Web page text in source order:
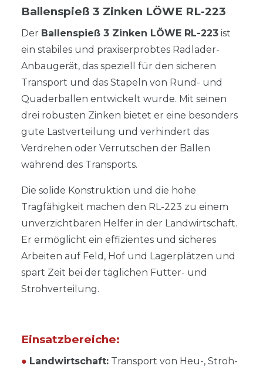
Ballenspieß 3 Zinken LÖWE RL-223
Der Ballenspieß 3 Zinken LÖWE RL-223 ist
ein stabiles und praxiserprobtes Radlader-
Anbaugerät, das speziell für den sicheren
Transport und das Stapeln von Rund- und
Quaderballen entwickelt wurde. Mit seinen
drei robusten Zinken bietet er eine besonders
gute Lastverteilung und verhindert das
Verdrehen oder Verrutschen der Ballen
während des Transports.
Die solide Konstruktion und die hohe
Tragfähigkeit machen den RL-223 zu einem
unverzichtbaren Helfer in der Landwirtschaft.
Er ermöglicht ein effizientes und sicheres
Arbeiten auf Feld, Hof und Lagerplätzen und
spart Zeit bei der täglichen Futter- und
Strohverteilung.
Einsatzbereiche:
● Landwirtschaft: Transport von Heu-, Stroh-